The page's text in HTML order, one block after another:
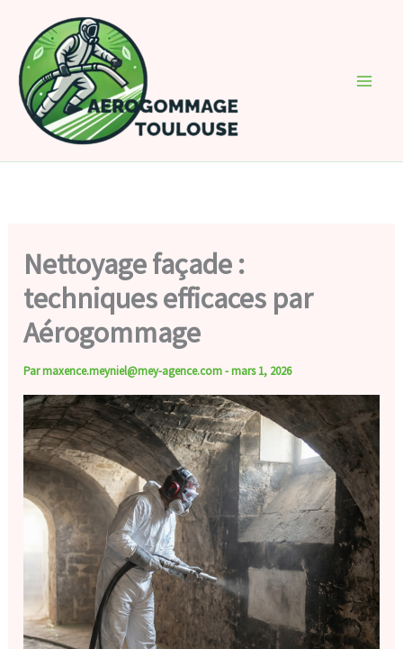
contenu
Nettoyage façade :
techniques efficaces par
Aérogommage
Parmaxence.meyniel@mey-agence.com-mars 1, 2026